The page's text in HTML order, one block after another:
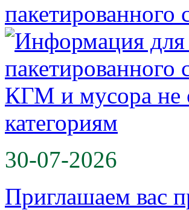
30-07-2026
Приглашаем вас